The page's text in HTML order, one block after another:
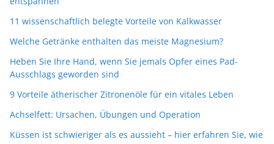
11 wissenschaftlich belegte Vorteile von Kalkwasser
Welche Getränke enthalten das meiste Magnesium?
Heben Sie Ihre Hand, wenn Sie jemals Opfer eines Pad-
Ausschlags geworden sind
9 Vorteile ätherischer Zitronenöle für ein vitales Leben
Achselfett: Ursachen, Übungen und Operation
Küssen ist schwieriger als es aussieht – hier erfahren Sie, wie